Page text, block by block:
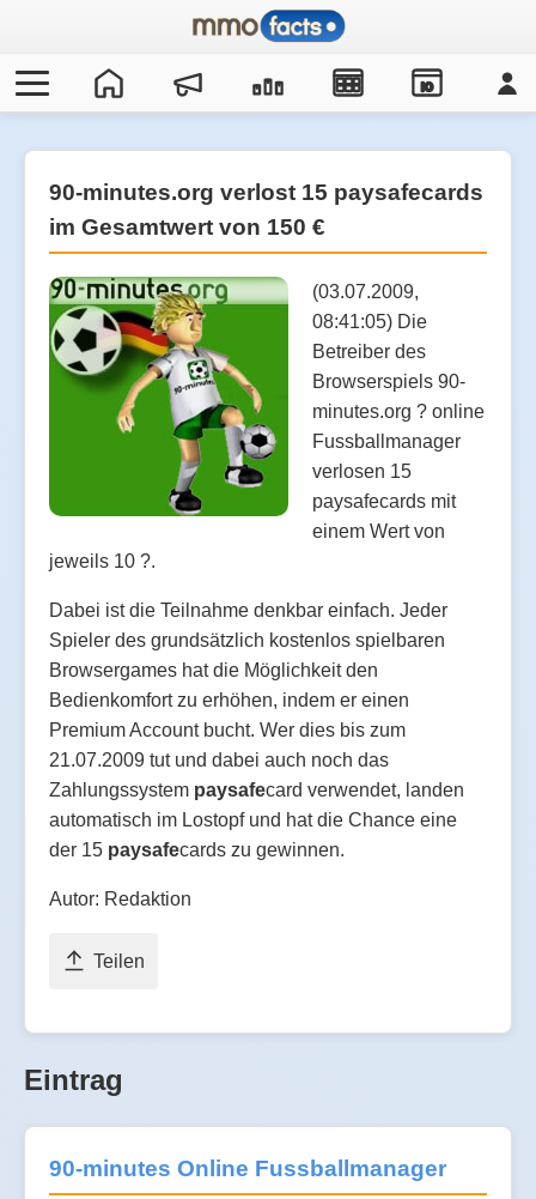
IO
90-minutes.org verlost 15 paysafecards
im Gesamtwert von 150 €
(03.07.2009,
08:41:05) Die
Betreiber des
Browserspiels 90-
minutes.org ? online
Fussballmanager
verlosen 15
paysafecards mit
einem Wert von
jeweils 10 ?.
Dabei ist die Teilnahme denkbar einfach. Jeder
Spieler des grundsätzlich kostenlos spielbaren
Browsergames hat die Möglichkeit den
Bedienkomfort zu erhöhen, indem er einen
Premium Account bucht. Wer dies bis zum
21.07.2009 tut und dabei auch noch das
Zahlungssystem paysafecard verwendet, landen
automatisch im Lostopf und hat die Chance eine
der 15 paysafecards zu gewinnen.
Autor: Redaktion
Teilen
Eintrag
90-minutes Online Fussballmanager